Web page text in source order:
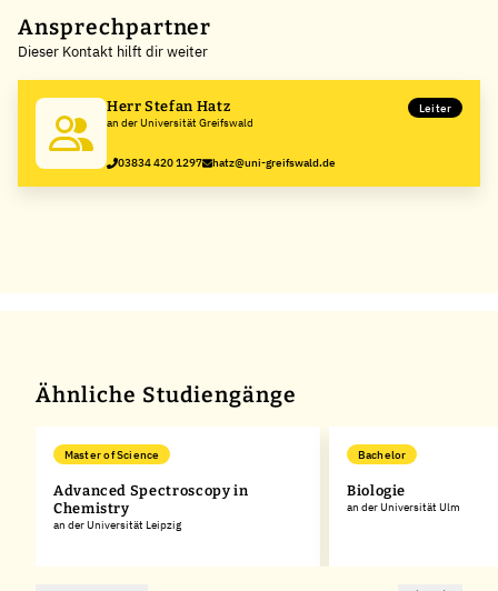
+
−
Ansprechpartner
Dieser Kontakt hilft dir weiter
Herr Stefan Hatz
an der Universität Greifswald
Leiter
03834 420 1297 hatz@uni-greifswald.de
Ähnliche Studiengänge
Master of Science
Advanced Spectroscopy in
Chemistry
an der Universität Leipzig
Bachelor
Biologie
an der Universität Ulm